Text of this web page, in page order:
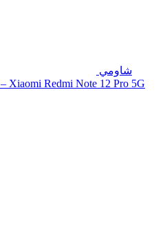
شاومي
ريدمي نوت 12 برو 5 جي – Xiaomi Redmi Note 12 Pro 5G